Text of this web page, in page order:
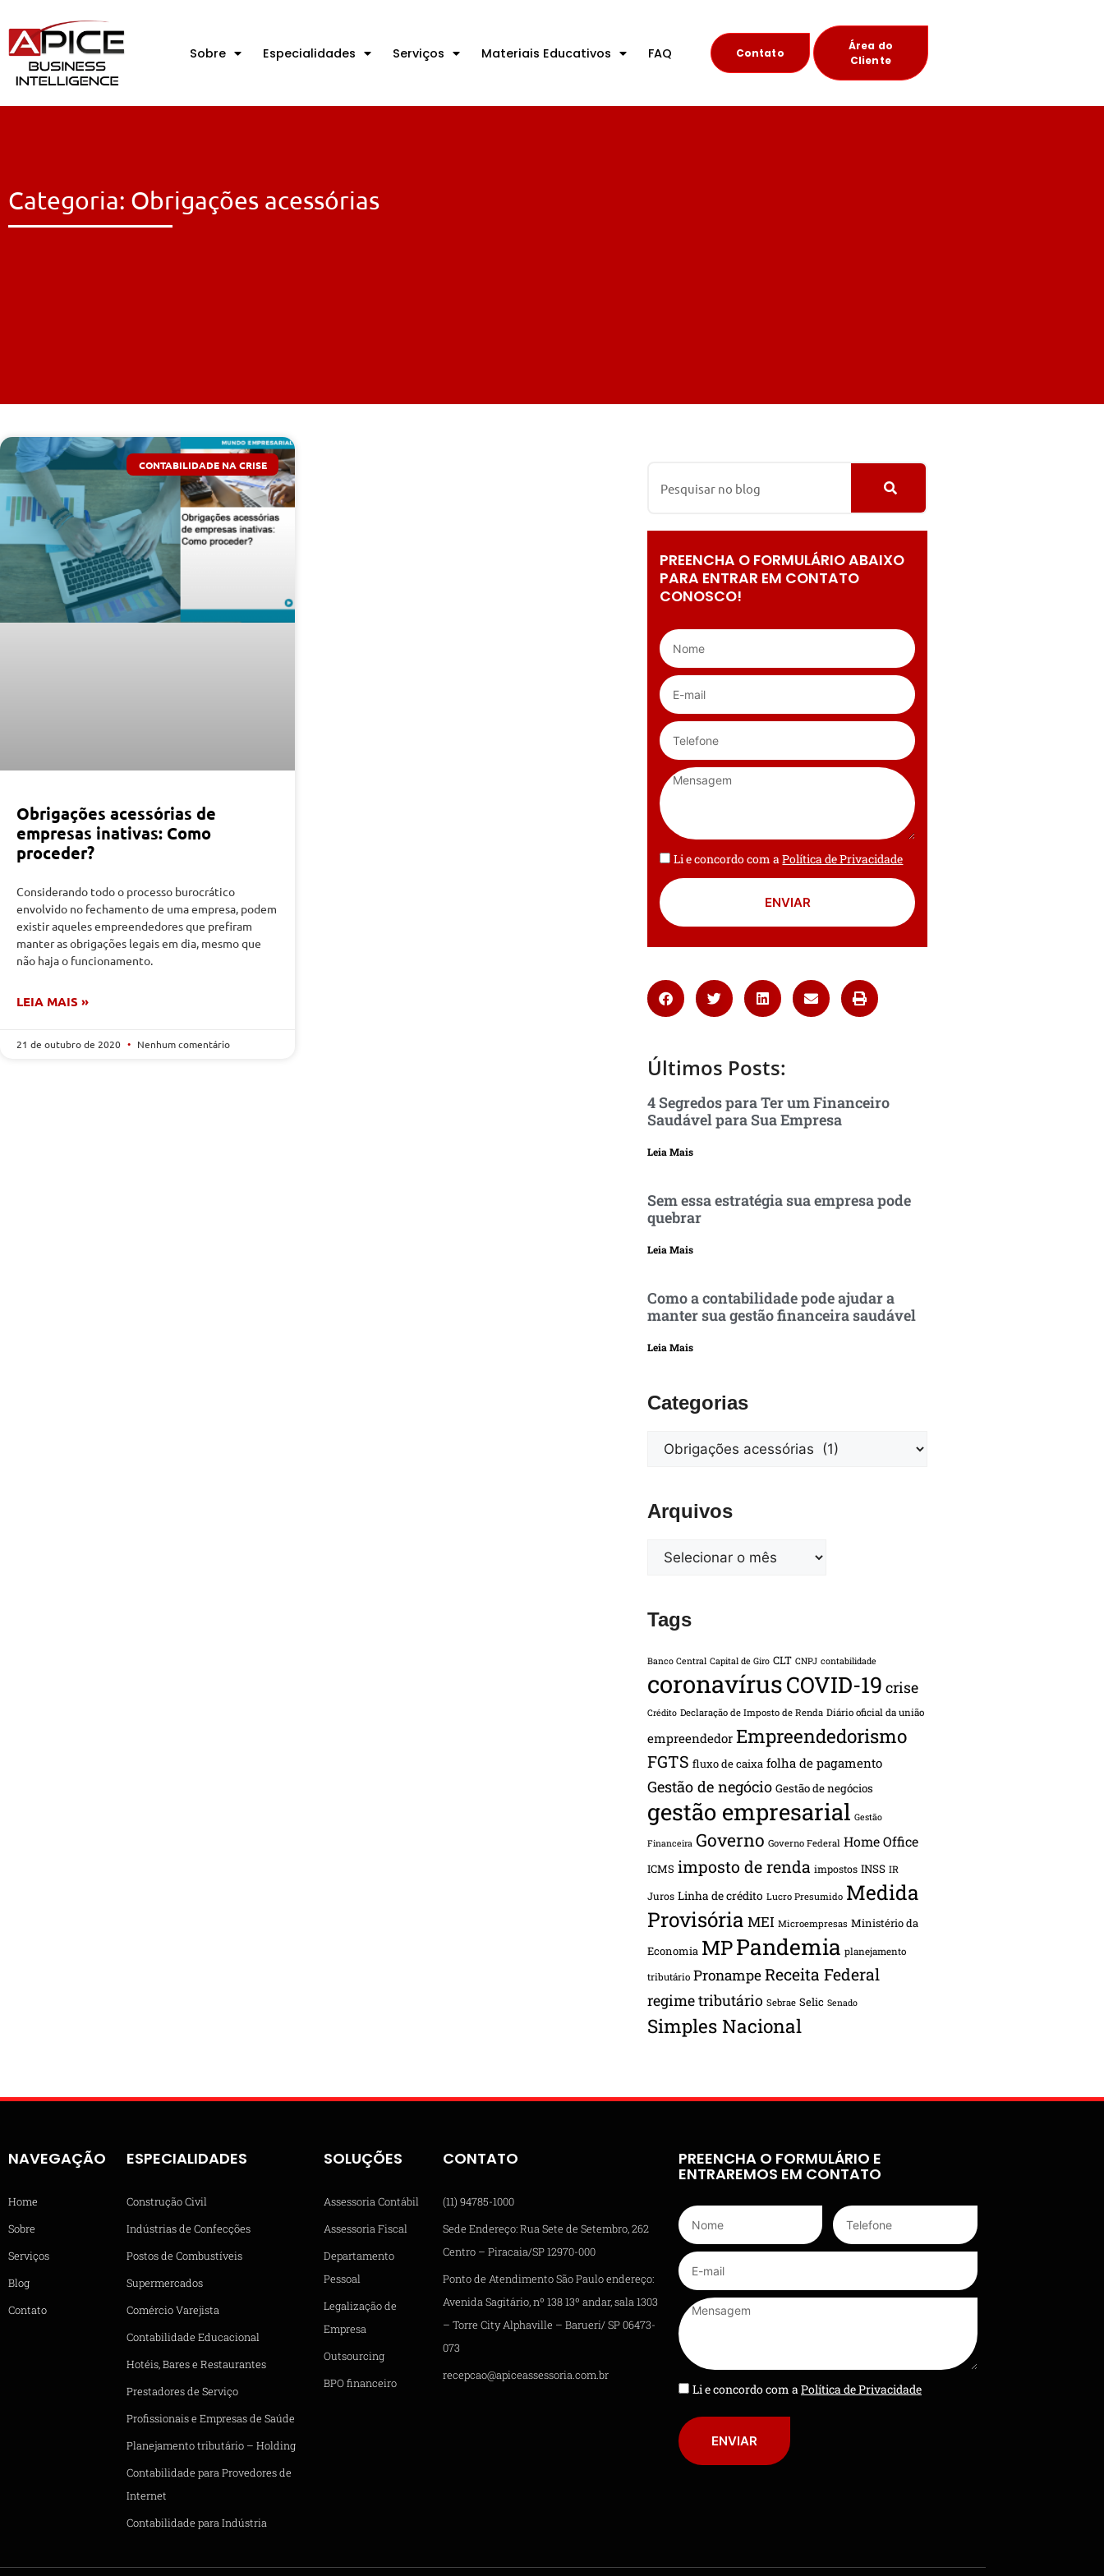
Sobre Especialidades Serviços Materiais Educativos FAQ Contato
Área do
Cliente
Categoria: Obrigações acessórias
CONTABILIDADE NA CRISE
Obrigações acessórias de
empresas inativas: Como
proceder?
Considerando todo o processo burocrático
envolvido no fechamento de uma empresa, podem
existir aqueles empreendedores que prefiram
manter as obrigações legais em dia, mesmo que
não haja o funcionamento.
LEIA MAIS »
21 de outubro de 2020 Nenhum comentário
PREENCHA O FORMULÁRIO ABAIXO
PARA ENTRAR EM CONTATO
CONOSCO!
Li e concordo com aPolítica de Privacidade
ENVIAR
Últimos Posts:
4 Segredos para Ter um Financeiro
Saudável para Sua Empresa
Leia Mais
Sem essa estratégia sua empresa pode
quebrar
Leia Mais
Como a contabilidade pode ajudar a
manter sua gestão financeira saudável
Leia Mais
Categorias
Arquivos
Tags
Banco Central Capital de Giro CLT CNPJ contabilidade
coronavírusCOVID-19 crise
Crédito Declaração de Imposto de Renda Diário oficial da união
empreendedor Empreendedorismo
FGTS fluxo de caixa folha de pagamento
Gestão de negócio Gestão de negócios
gestão empresarial Gestão
Financeira Governo Governo Federal Home Office
ICMS imposto de renda impostos INSS IR
Juros Linha de crédito Lucro Presumido Medida
Provisória MEI Microempresas Ministério da
Economia MPPandemia planejamento
tributário PronampeReceita Federal
regime tributário Sebrae Selic Senado
Simples Nacional
NAVEGAÇÃO
Home
Sobre
Serviços
Blog
Contato
ESPECIALIDADES
Construção Civil
Indústrias de Confecções
Postos de Combustíveis
Supermercados
Comércio Varejista
Contabilidade Educacional
Hotéis, Bares e Restaurantes
Prestadores de Serviço
Profissionais e Empresas de Saúde
Planejamento tributário – Holding
Contabilidade para Provedores de
Internet
Contabilidade para Indústria
SOLUÇÕES
Assessoria Contábil
Assessoria Fiscal
Departamento
Pessoal
Legalização de
Empresa
Outsourcing
BPO financeiro
CONTATO
(11) 94785-1000
Sede Endereço: Rua Sete de Setembro, 262
Centro – Piracaia/SP 12970-000
Ponto de Atendimento São Paulo endereço:
Avenida Sagitário, nº 138 13º andar, sala 1303
– Torre City Alphaville – Barueri/ SP 06473-
073
recepcao@apiceassessoria.com.br
PREENCHA O FORMULÁRIO E
ENTRAREMOS EM CONTATO
Li e concordo com aPolítica de Privacidade
ENVIAR